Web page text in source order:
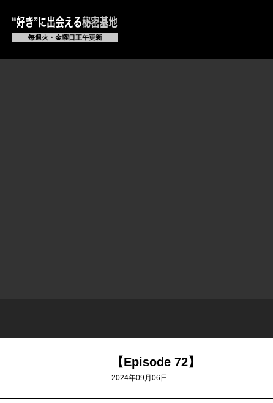
毎週火・金曜日正午更新
【Episode 72】
2024年09月06日